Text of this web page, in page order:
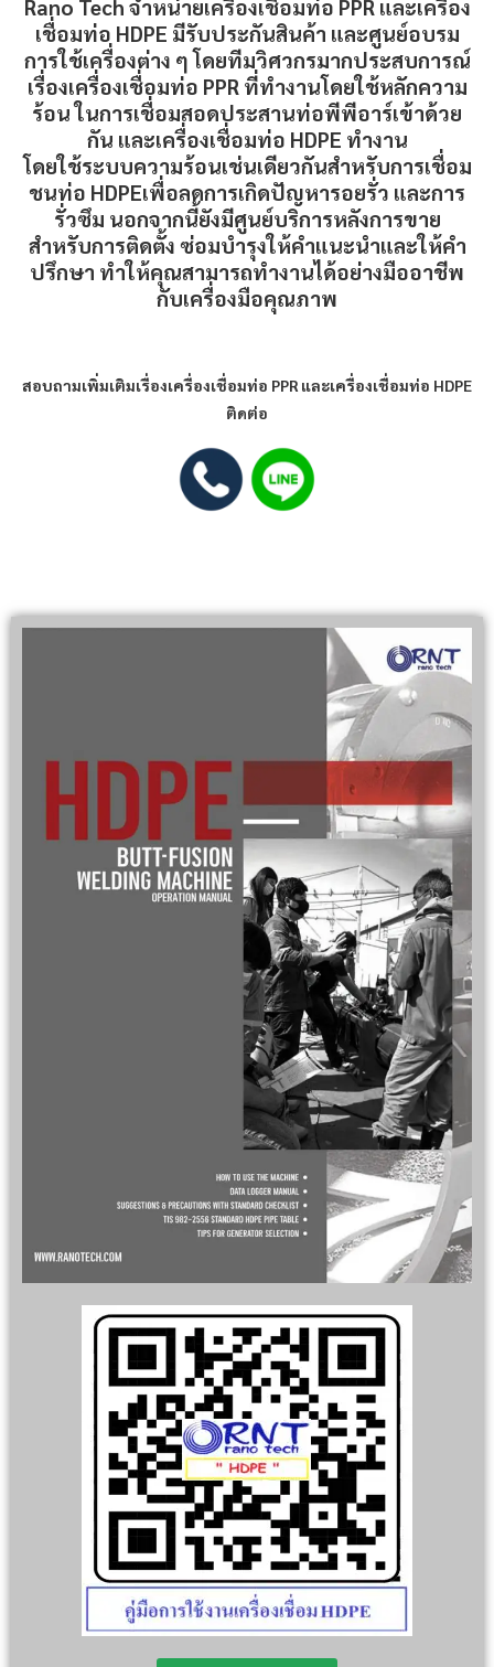
Rano Tech จำหน่ายเครื่องเชื่อมท่อ PPR และเครื่อง
เชื่อมท่อ HDPE มีรับประกันสินค้า และศูนย์อบรม
การใช้เครื่องต่าง ๆ โดยทีมวิศวกรมากประสบการณ์
เรื่องเครื่องเชื่อมท่อ PPR ที่ทำงานโดยใช้หลักความ
ร้อน ในการเชื่อมสอดประสานท่อพีพีอาร์เข้าด้วย
กัน และเครื่องเชื่อมท่อ HDPE ทำงาน
โดยใช้ระบบความร้อนเช่นเดียวกันสำหรับการเชื่อม
ชนท่อ HDPEเพื่อลดการเกิดปัญหารอยรั่ว และการ
รั่วซึม นอกจากนี้ยังมีศูนย์บริการหลังการขาย
สำหรับการติดตั้ง ซ่อมบำรุงให้คำแนะนำและให้คำ
ปรึกษา ทำให้คุณสามารถทำงานได้อย่างมืออาชีพ
กับเครื่องมือคุณภาพ
สอบถามเพิ่มเติมเรื่องเครื่องเชื่อมท่อ PPR และเครื่องเชื่อมท่อ HDPE
ติดต่อ